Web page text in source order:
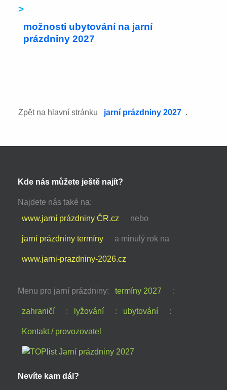
>
možnosti ubytování na jarní
prázdniny 2027
Zpět na hlavní stránku jarní prázdniny 2027 .
Kde nás můžete ještě najít?
Najdete nás také na:
www.jarní prázdniny ČR.cz
nebo
jarní prázdniny termíny a minulý rok na
www.jarni-prazdniny-2026.cz
Menu pro jarní prázdniny: termíny 2027 :
zahraničí : lyžování : ubytování :
Kontakt / provozovatel
Nevíte kam dál?